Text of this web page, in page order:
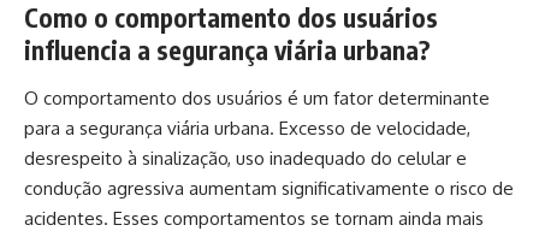
Como o comportamento dos usuários
influencia a segurança viária urbana?
O comportamento dos usuários é um fator determinante
para a segurança viária urbana. Excesso de velocidade,
desrespeito à sinalização, uso inadequado do celular e
condução agressiva aumentam significativamente o risco de
acidentes. Esses comportamentos se tornam ainda mais